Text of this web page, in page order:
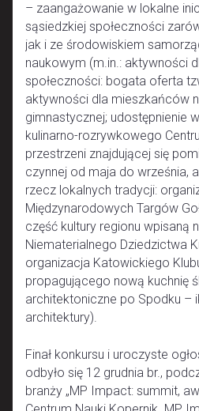
– zaangażowanie w lokalne
sąsiedzkiej społeczności
jak i ze środowiskiem
naukowym (m.in.: aktywności
społeczności: bogata oferta
aktywności dla mieszkańców
gimnastycznej; udostępnienie
kulinarno-rozrywkowego
przestrzeni znajdującej się
czynnej od maja do września,
rzecz lokalnych tradycji:
Międzynarodowych Targów
część kultury regionu wpisaną
Niematerialnego Dziedzictwa
organizacja Katowickiego
propagującego nową kuchnię
architektoniczne po Spodku –
architektury).
Finał konkursu i uroczyste
odbyło się 12 grudnia br.,
branży „MP Impact: summit,